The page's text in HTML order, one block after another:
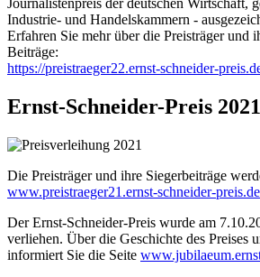
Journalistenpreis der deutschen Wirtschaft,
Industrie- und Handelskammern -
Erfahren Sie mehr über die Preisträger und
Beiträge:
https://preistraeger22.ernst-schneider-
Ernst-Schneider-Preis
Die Preisträger und ihre Siegerbeiträge
www.preistraeger21.ernst-schneider-preis.de
Der Ernst-Schneider-Preis wurde am
verliehen. Über die Geschichte des Preises
informiert Sie die Seite